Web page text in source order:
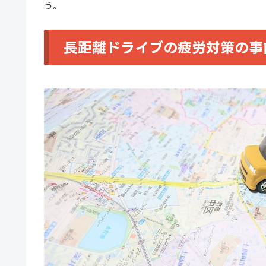
う。
長距離ドライブの疲労対策の